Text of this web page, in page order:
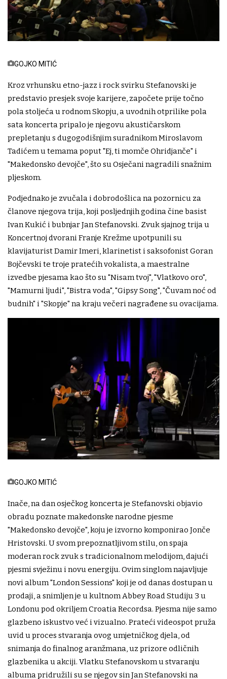
GOJKO MITIĆ
Kroz vrhunsku etno-jazz i rock svirku Stefanovski je
predstavio presjek svoje karijere, započete prije točno
pola stoljeća u rodnom Skopju, a uvodnih otprilike pola
sata koncerta pripalo je njegovu akustičarskom
prepletanju s dugogodišnjim suradnikom Miroslavom
Tadićem u temama poput "Ej, ti momče Ohridjanče" i
"Makedonsko devojče", što su Osječani nagradili snažnim
pljeskom.
Podjednako je zvučala i dobrodošlica na pozornicu za
članove njegova trija, koji posljednjih godina čine basist
Ivan Kukić i bubnjar Jan Stefanovski. Zvuk sjajnog trija u
Koncertnoj dvorani Franje Krežme upotpunili su
klavijaturist Damir Imeri, klarinetist i saksofonist Goran
Bojčevski te troje pratećih vokalista, a maestralne
izvedbe pjesama kao što su "Nisam tvoj", "Vlatkovo oro",
"Mamurni ljudi", "Bistra voda", "Gipsy Song", "Čuvam noć od
budnih" i "Skopje" na kraju večeri nagrađene su ovacijama.
GOJKO MITIĆ
Inače, na dan osječkog koncerta je Stefanovski objavio
obradu poznate makedonske narodne pjesme
"Makedonsko devojče", koju je izvorno komponirao Jonče
Hristovski. U svom prepoznatljivom stilu, on spaja
moderan rock zvuk s tradicionalnom melodijom, dajući
pjesmi svježinu i novu energiju. Ovim singlom najavljuje
novi album "London Sessions" koji je od danas dostupan u
prodaji, a snimljen je u kultnom Abbey Road Studiju 3 u
Londonu pod okriljem Croatia Recordsa. Pjesma nije samo
glazbeno iskustvo već i vizualno. Prateći videospot pruža
uvid u proces stvaranja ovog umjetničkog djela, od
snimanja do finalnog aranžmana, uz prizore odličnih
glazbenika u akciji. Vlatku Stefanovskom u stvaranju
albuma pridružili su se njegov sin Jan Stefanovski na